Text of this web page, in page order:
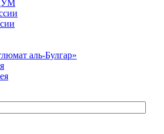
аль-Булгар»